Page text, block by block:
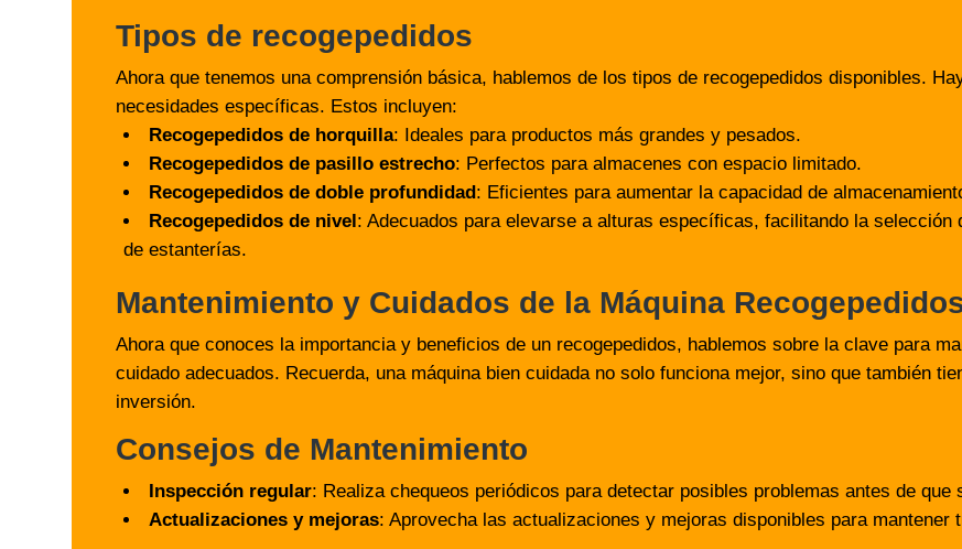
Tipos de recogepedidos
Ahora que tenemos una comprensión básica, hablemos de los tipos de recogepedidos disponibles.
necesidades específicas. Estos incluyen:
Recogepedidos de horquilla: Ideales para productos más grandes y pesados.
Recogepedidos de pasillo estrecho: Perfectos para almacenes con espacio limitado.
Recogepedidos de doble profundidad: Eficientes para aumentar la capacidad de
Recogepedidos de nivel: Adecuados para elevarse a alturas específicas, facilitando la
de estanterías.
Mantenimiento y Cuidados de la Máquina
Ahora que conoces la importancia y beneficios de un recogepedidos, hablemos sobre la clave para
cuidado adecuados. Recuerda, una máquina bien cuidada no solo funciona mejor, sino que también
inversión.
Consejos de Mantenimiento
Inspección regular: Realiza chequeos periódicos para detectar posibles problemas antes de que
Actualizaciones y mejoras: Aprovecha las actualizaciones y mejoras disponibles para